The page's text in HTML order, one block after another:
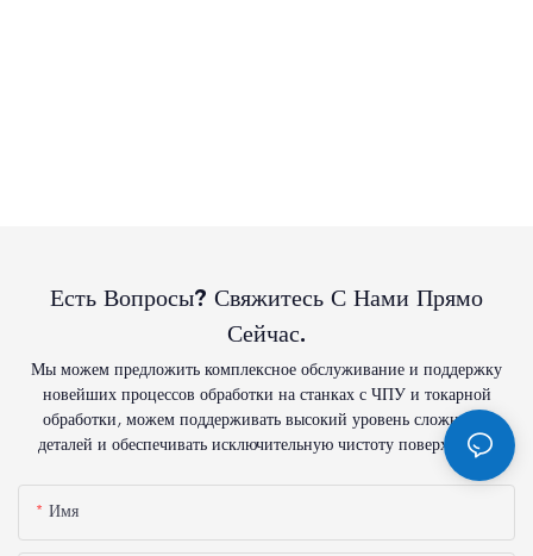
Есть Вопросы? Свяжитесь С Нами Прямо
Сейчас.
Мы можем предложить комплексное обслуживание и поддержку
новейших процессов обработки на станках с ЧПУ и токарной
обработки, можем поддерживать высокий уровень сложности
деталей и обеспечивать исключительную чистоту поверхности.
Имя